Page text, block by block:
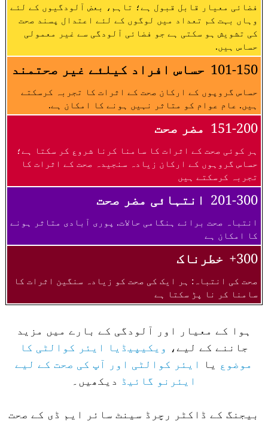
فضائی معیار قابل قبول ہے؛ تاہم، بعض آلودگیوں کے لئے
وہاں بہت کم تعداد میں لوگوں کے لئے اعتدال پسند صحت
کی تشویش ہو سکتی ہے جو فضائی آلودگی سے غیر معمولی
حساس ہیں.
101-150 حساس افراد کیلئے غیر صحتمند
حساس گروپوں کے ارکان صحت کے اثرات کا تجربہ کرسکتے
ہیں. عام عوام کو متاثر نہیں ہونے کا امکان ہے.
151-200 مضر صحت
ہر کوئی صحت کے اثرات کا سامنا کرنا شروع کر سکتا ہے؛
حساس گروہوں کے ارکان زیادہ سنجیدہ صحت کے اثرات کا
تجربہ کرسکتے ہیں
201-300 انتہائی مضر صحت
انتباہ صحت برائے ہنگامی حالات. پوری آبادی متاثر ہونے
کا امکان ہے
300+ خطرناک
صحت کی انتباہ: ہر ایک کی صحت کو زیادہ سنگین اثرات کا
سامنا کر نا پڑ سکتا ہے
ہوا کے معیار اور آلودگی کے بارے میں مزید
جاننے کے لیے، ویکیپیڈیا ایئر کوالٹی کا
موضوعیا
ایئر کوالٹی اور آپ کی صحت کے لیے
ایئرنو گائیڈدیکھیں۔
بیجنگ کے ڈاکٹر رچرڈ سینٹ سائر ایم ڈی کے صحت